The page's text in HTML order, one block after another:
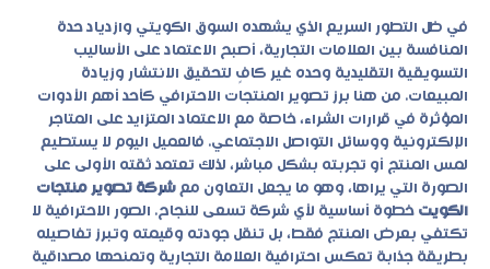
في ظل التطور السريع الذي يشهده السوق الكويتي وازدياد حدة
المنافسة بين العلامات التجارية، أصبح الاعتماد على الأساليب
التسويقية التقليدية وحده غير كافٍ لتحقيق الانتشار وزيادة
المبيعات. من هنا برز تصوير المنتجات الاحترافي كأحد أهم الأدوات
المؤثرة في قرارات الشراء، خاصة مع الاعتماد المتزايد على المتاجر
الإلكترونية ووسائل التواصل الاجتماعي. فالعميل اليوم لا يستطيع
لمس المنتج أو تجربته بشكل مباشر، لذلك تعتمد ثقته الأولى على
الصورة التي يراها، وهو ما يجعل التعاون مع شركة تصوير منتجات
الكويت خطوة أساسية لأي شركة تسعى للنجاح. الصور الاحترافية لا
تكتفي بعرض المنتج فقط، بل تنقل جودته وقيمته وتبرز تفاصيله
بطريقة جذابة تعكس احترافية العلامة التجارية وتمنحها مصداقية